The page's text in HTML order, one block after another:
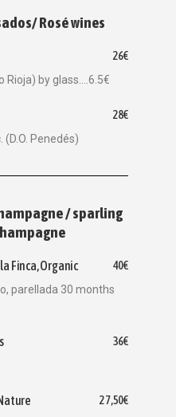
Rosé wines
26€
Rioja) by glass....6.5€
28€
(D.O. Penedés)
/ sparling
Finca, Organic
40€
parellada 30 months
36€
27,50€